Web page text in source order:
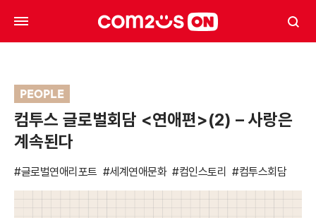
PEOPLE
컴투스 글로벌회담 <연애편>(2) – 사랑은
계속된다
#글로벌연애리포트 #세계연애문화 #컴인스토리 #컴투스회담